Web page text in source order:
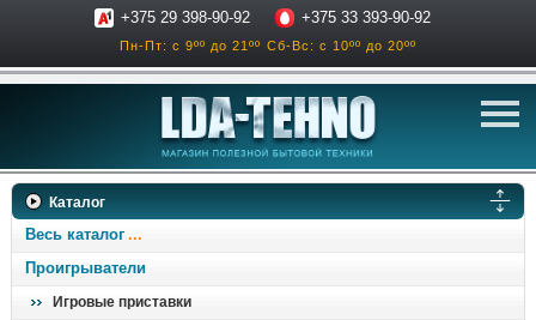
+375 29 398-90-92 +375 33 393-90-92
Пн-Пт: с 9ºº до 21ºº Сб-Вс: с 10ºº до 20ºº
телевизоры
ресиверы, усилители
Каталог
Весь каталог
Проигрыватели
Игровые приставки